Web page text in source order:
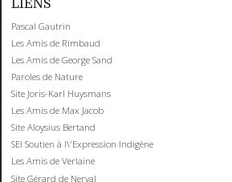
LIENS
Pascal Gautrin
Les Amis de Rimbaud
Les Amis de George Sand
Paroles de Nature
Site Joris-Karl Huysmans
Les Amis de Max Jacob
Site Aloysius Bertand
SEI Soutien à l\'Expression Indigène
Les Amis de Verlaine
Site Gérard de Nerval